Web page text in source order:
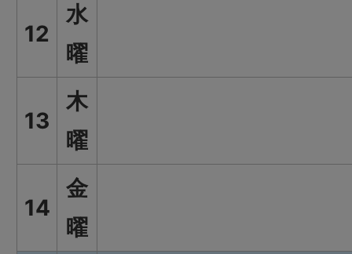
12
水
曜
13
木
曜
14
金
曜